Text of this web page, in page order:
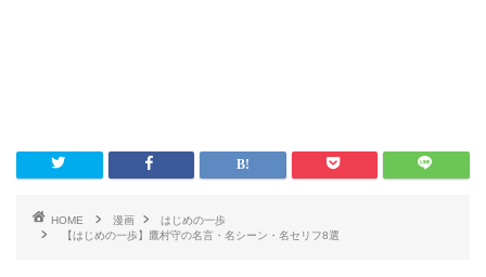
HOME 漫画
はじめの一歩
【はじめの一歩】鷹村守の名言・名シーン・名セリフ8選